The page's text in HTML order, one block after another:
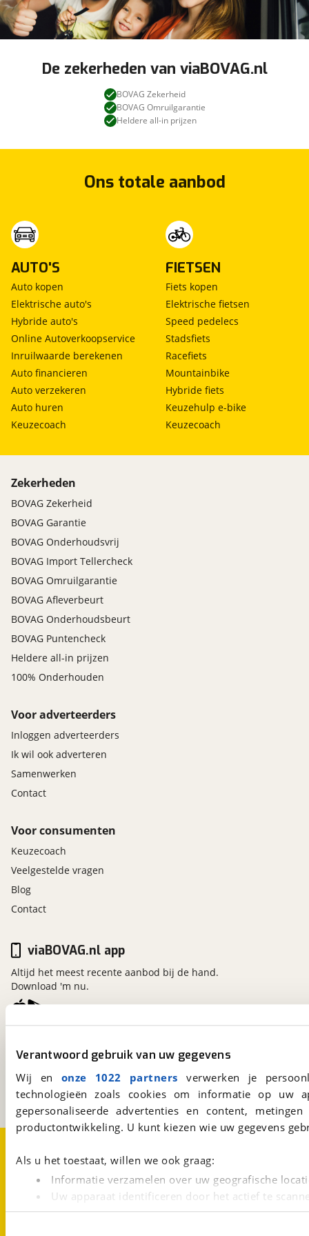
Verantwoord gebruik van uw gegevens
Wij en onze 1022 partners verwerken je
technologieën zoals cookies om informatie op
gepersonaliseerde advertenties en content,
productontwikkeling. U kunt kiezen wie uw gegevens
Als u het toestaat, willen we ook graag:
Informatie verzamelen over uw geografische
Uw apparaat identificeren door het actief te
Lees meer over hoe uw persoonlijke gegevens worden
De zekerheden van viaBOVAG.nl
BOVAG Zekerheid
BOVAG Omruilgarantie
Heldere all-in prijzen
Ons totale aanbod
AUTO'S
Auto kopen
Elektrische auto's
Hybride auto's
Online Autoverkoopservice
Inruilwaarde berekenen
Auto financieren
Auto verzekeren
Auto huren
Keuzecoach
FIETSEN
Fiets kopen
Elektrische fietsen
Speed pedelecs
Stadsfiets
Racefiets
Mountainbike
Hybride fiets
Keuzehulp e-bike
Keuzecoach
Zekerheden
BOVAG Zekerheid
BOVAG Garantie
BOVAG Onderhoudsvrij
BOVAG Import Tellercheck
BOVAG Omruilgarantie
BOVAG Afleverbeurt
BOVAG Onderhoudsbeurt
BOVAG Puntencheck
Heldere all-in prijzen
100% Onderhouden
Voor adverteerders
Inloggen adverteerders
Ik wil ook adverteren
Samenwerken
Contact
Voor consumenten
Keuzecoach
Veelgestelde vragen
Blog
Contact
Kosterijland15
BOVAG
viaBOVAG.nl app
Altijd het meest recente aanbod bij de hand.
Download 'm nu.
CookievoorkeurenVacatures